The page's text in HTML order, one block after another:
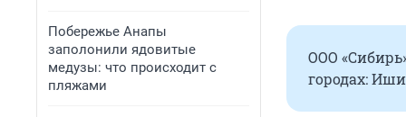
Побережье Анапы
заполонили ядовитые
медузы: что происходит с
пляжами
ООО
городах: